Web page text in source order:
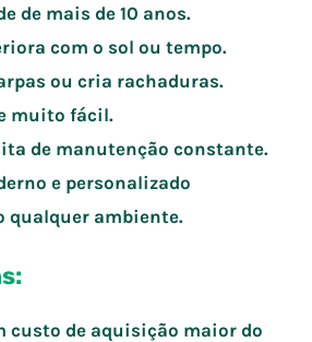
de mais de 10 anos.
com o sol ou tempo.
ou cria rachaduras.
muito fácil.
de manutenção constante.
e personalizado
qualquer ambiente.
custo de aquisição maior do